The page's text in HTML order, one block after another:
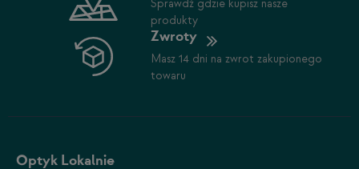
Sprawdź gdzie kupisz nasze
produkty
Zwroty
Masz 14 dni na zwrot zakupionego
towaru
Optyk Lokalnie